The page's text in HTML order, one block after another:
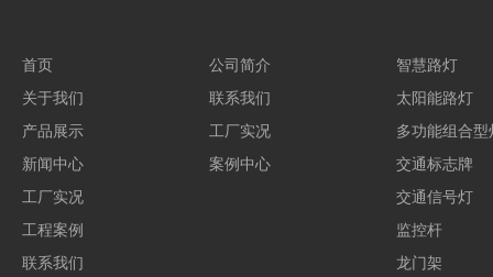
首页
关于我们
产品展示
新闻中心
工厂实况
工程案例
联系我们
公司简介
联系我们
工厂实况
案例中心
智慧路灯
太阳能路灯
多功能组合型
交通标志牌
交通信号灯
监控杆
龙门架